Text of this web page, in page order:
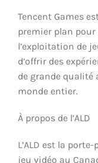
Tencent Games
premier plan pour
l’exploitation de
d’offrir des
de grande qualité
monde entier.
À propos de l’ALD
L’ALD est la
jeu vidéo au